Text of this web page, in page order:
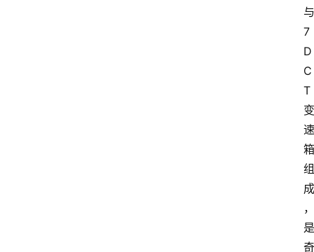
与
7
D
C
T
变
速
箱
组
成
，
是
奇